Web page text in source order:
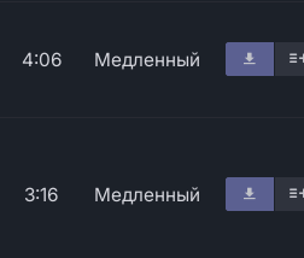
4:06 Медленный
3:16 Медленный